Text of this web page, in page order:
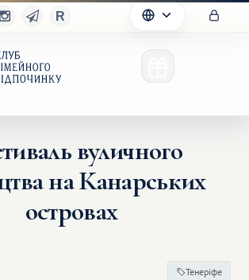
вуличного
на Канарських
островах
Тенеріфе